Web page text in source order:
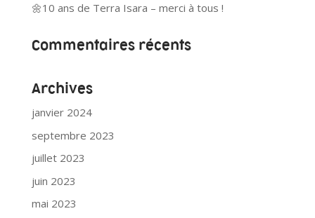
🌼10 ans de Terra Isara – merci à tous !
Commentaires récents
Archives
janvier 2024
septembre 2023
juillet 2023
juin 2023
mai 2023